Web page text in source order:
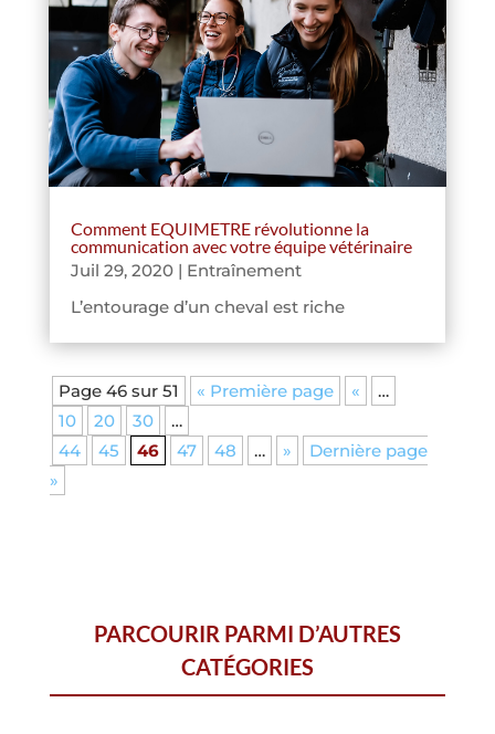
Comment EQUIMETRE révolutionne la
communication avec votre équipe vétérinaire
Juil 29, 2020| Entraînement
L’entourage d’un cheval est riche
Page 46 sur 51 « Première page «
…
10
20 30
…
44
45 46 47 48 … »
Dernière page
»
PARCOURIR PARMI D’AUTRES
CATÉGORIES